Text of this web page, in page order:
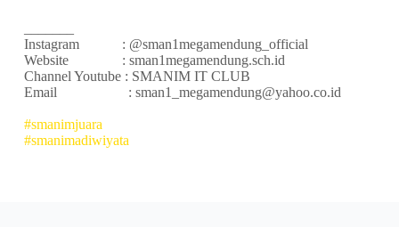
Instagram : @sman1megamendung_official
Website : sman1megamendung.sch.id
Channel Youtube : SMANIM IT CLUB
Email : sman1_megamendung@yahoo.co.id
#smanimjuara
#smanimadiwiyata